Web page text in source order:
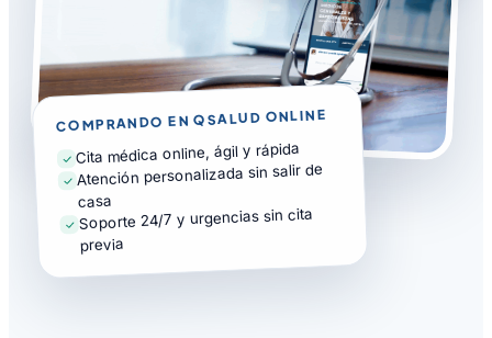
COMPRANDO EN QSALUD ONLINE
Cita médica online, ágil y rápida
Atención personalizada sin salir de
casa
Soporte 24/7 y urgencias sin cita
previa